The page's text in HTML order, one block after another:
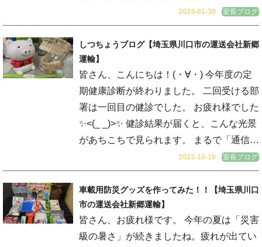
2024-01-30 室長ブログ
しつちょうブログ【埼玉県川口市の運送会社新郷
運輸】
皆さん、こんにちは！(・∀・) 今年度の定
期健康診断が終わりました。 二回受ける部
署は一回目の健診でした。 お疲れ様でした
✨<(_ _)>✨ 健診結果が届くと、こんな光景
があちこちで見られます。 まるで「通信…
2023-10-16 室長ブログ
車載用防災グッズを作ってみた！！【埼玉県川口
市の運送会社新郷運輸】
皆さん、お疲れ様です。 今年の夏は「災害
級の暑さ」が続きましたね。疲れが出てい